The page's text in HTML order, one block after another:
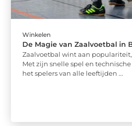
Winkelen
De Magie van Zaalvoetbal in
Zaalvoetbal wint aan
Met zijn snelle spel en
het spelers van alle leeftijden ...